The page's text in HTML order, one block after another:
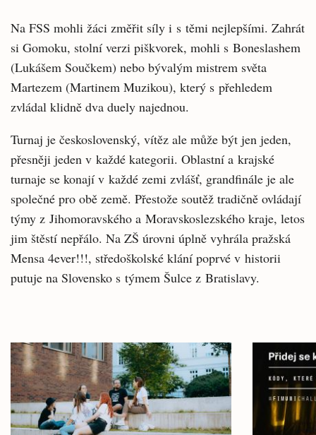
Na FSS mohli žáci změřit síly i s těmi nejlepšími. Zahrát
si Gomoku, stolní verzi piškvorek, mohli s Boneslashem
(Lukášem Součkem) nebo bývalým mistrem světa
Martezem (Martinem Muzikou), který s přehledem
zvládal klidně dva duely najednou.
Turnaj je československý, vítěz ale může být jen jeden,
přesněji jeden v každé kategorii. Oblastní a krajské
turnaje se konají v každé zemi zvlášť, grandfinále je ale
společné pro obě země. Přestože soutěž tradičně ovládají
týmy z Jihomoravského a Moravskoslezského kraje, letos
jim štěstí nepřálo. Na ZŠ úrovni úplně vyhrála pražská
Mensa 4ever!!!, středoškolské klání poprvé v historii
putuje na Slovensko s týmem Šulce z Bratislavy.
Související
články